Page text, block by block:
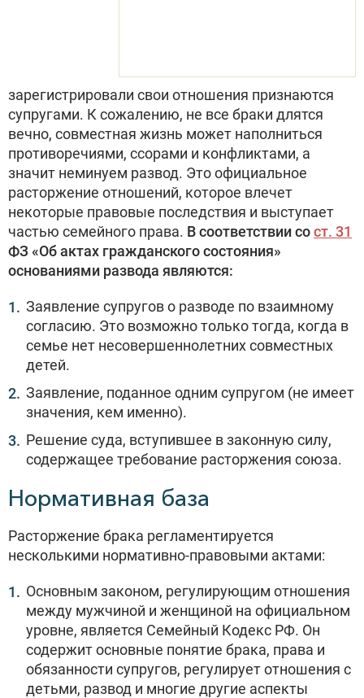
зарегистрировали свои отношения признаются
супругами. К сожалению, не все браки длятся
вечно, совместная жизнь может наполниться
противоречиями, ссорами и конфликтами, а
значит неминуем развод. Это официальное
расторжение отношений, которое влечет
некоторые правовые последствия и выступает
частью семейного права. В соответствии сост. 31
ФЗ «Об актах гражданского состояния»
основаниями развода являются:
Заявление супругов о разводе по взаимному
согласию. Это возможно только тогда, когда в
семье нет несовершеннолетних совместных
детей.
Заявление, поданное одним супругом (не имеет
значения, кем именно).
Решение суда, вступившее в законную силу,
содержащее требование расторжения союза.
Нормативная база
Расторжение брака регламентируется
несколькими нормативно-правовыми актами:
Основным законом, регулирующим отношения
между мужчиной и женщиной на официальном
уровне, является Семейный Кодекс РФ. Он
содержит основные понятие брака, права и
обязанности супругов, регулирует отношения с
детьми, развод и многие другие аспекты